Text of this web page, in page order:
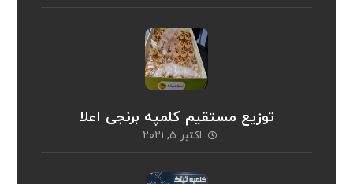
توزیع مستقیم کلمپه برنجی اعلا
اکتبر ۵, ۲۰۲۱